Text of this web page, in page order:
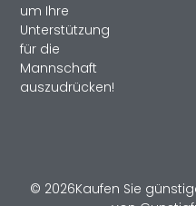
um Ihre
Unterstützung
für die
Mannschaft
auszudrücken!
© 2026Kaufen Sie